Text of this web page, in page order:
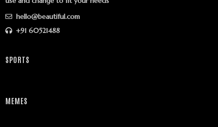
hello@beautiful.com
+91 60521488
SPORTS
MEMES